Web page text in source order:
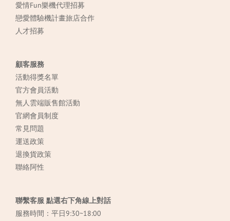
愛情Fun樂機代理招募
戀愛體驗機計畫旅店合作
人才招募
顧客服務
活動得獎名單
官方會員活動
無人雲端販售館活動
官網會員制度
常見問題
運送政策
退換貨政策
聯絡阿性
聯繫客服 點選右下角線上對話
服務時間：平日9:30~18:00